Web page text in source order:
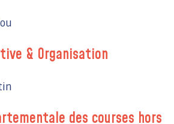
& Organisation
des courses hors